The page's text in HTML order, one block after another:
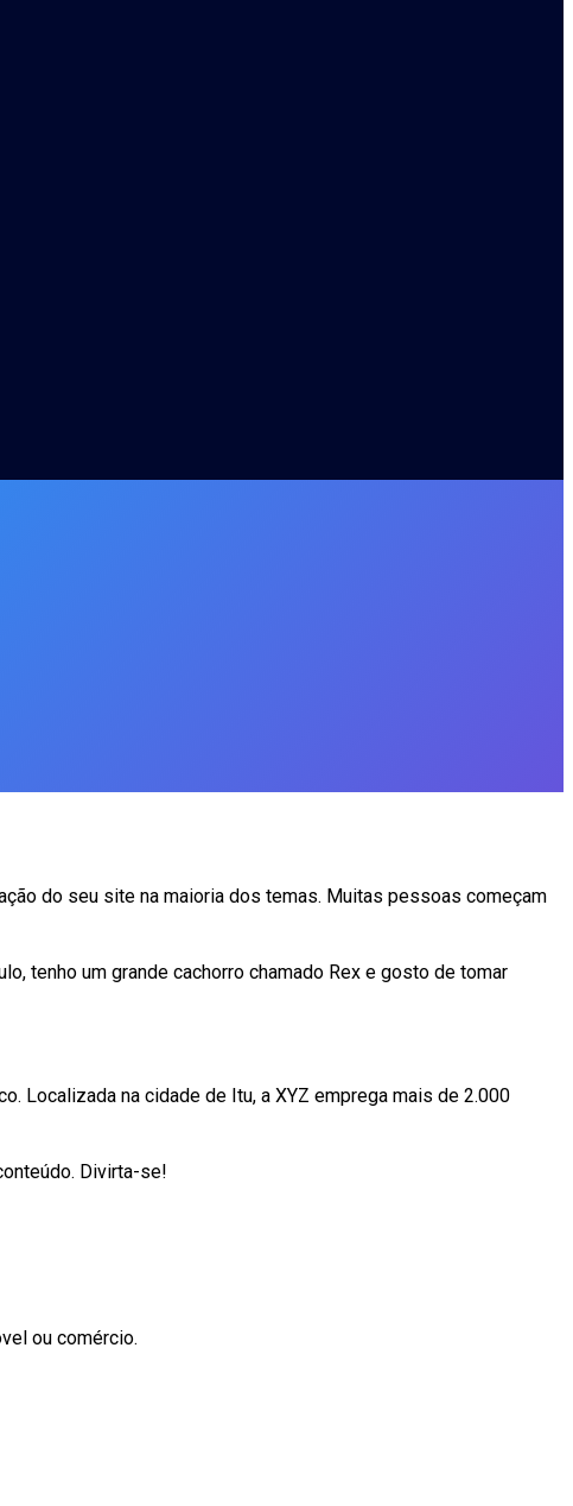
do seu site na maioria dos temas. Muitas pessoas começam
tenho um grande cachorro chamado Rex e gosto de tomar
Localizada na cidade de Itu, a XYZ emprega mais de 2.000
Divirta-se!
ou comércio.